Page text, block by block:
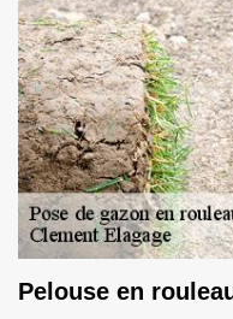
Pelouse en